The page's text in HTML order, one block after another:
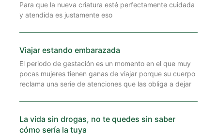
Para que la nueva criatura esté perfectamente cuidada
y atendida es justamente eso
Viajar estando embarazada
El periodo de gestación es un momento en el que muy
pocas mujeres tienen ganas de viajar porque su cuerpo
reclama una serie de atenciones que las obliga a dejar
La vida sin drogas, no te quedes sin saber
cómo sería la tuya